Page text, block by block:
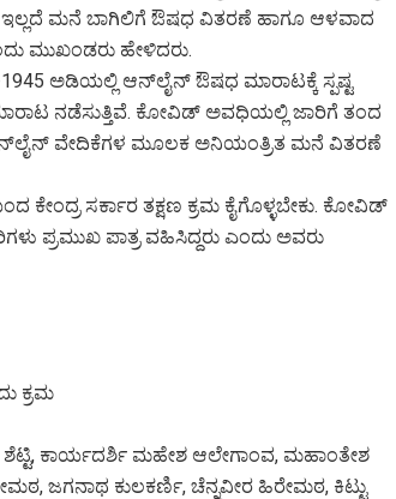
ಇಲ್ಲದೆ ಮನೆ ಬಾಗಿಲಿಗೆ ಔಷಧ ವಿತರಣೆ ಹಾಗೂ ಆಳವಾದ
ಮುಖಂಡರು ಹೇಳಿದರು.
ಅಡಿಯಲ್ಲಿ ಆನ್‌ಲೈನ್ ಔಷಧ ಮಾರಾಟಕ್ಕೆ ಸ್ಪಷ್ಟ
ನಡೆಸುತ್ತಿವೆ. ಕೋವಿಡ್ ಅವಧಿಯಲ್ಲಿ ಜಾರಿಗೆ ತಂದ
ವೇದಿಕೆಗಳ ಮೂಲಕ ಅನಿಯಂತ್ರಿತ ಮನೆ ವಿತರಣೆ
ಕೇಂದ್ರ ಸರ್ಕಾರ ತಕ್ಷಣ ಕ್ರಮ ಕೈಗೊಳ್ಳಬೇಕು. ಕೋವಿಡ್
ಪ್ರಮುಖ ಪಾತ್ರ ವಹಿಸಿದ್ದರು ಎಂದು ಅವರು
ಕ್ರಮ
ಕಾರ್ಯದರ್ಶಿ ಮಹೇಶ ಆಲೇಗಾಂವ, ಮಹಾಂತೇಶ
ಜಗನಾಥ ಕುಲಕರ್ಣಿ, ಚೆನ್ನವೀರ ಹಿರೇಮಠ, ಕಿಟ್ಟು